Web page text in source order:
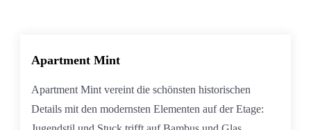
Apartment Mint
Apartment Mint vereint die schönsten historischen
Details mit den modernsten Elementen auf der Etage: